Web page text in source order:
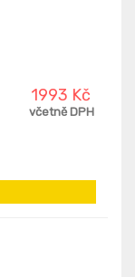
1993 Kč
včetně DPH